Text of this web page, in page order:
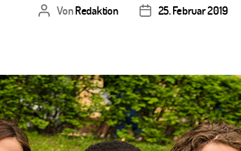
Beitragsautor
VonRedaktion Veröffentlichungsdatum
25. Februar 2019